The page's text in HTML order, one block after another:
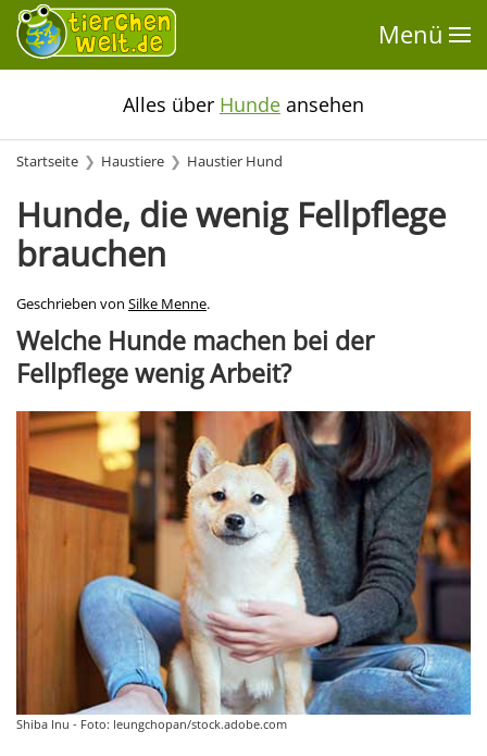
Menü
Alles über Hunde ansehen
Startseite Haustiere Haustier Hund
Hunde, die wenig Fellpflege
brauchen
Geschrieben von Silke Menne.
Welche Hunde machen bei der
Fellpflege wenig Arbeit?
Shiba Inu - Foto: leungchopan/stock.adobe.com